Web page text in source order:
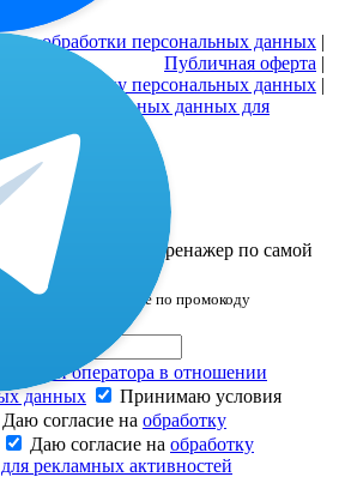
обработки персональных данных |
Публичная оферта |
на обработку персональных данных |
персональных данных для
24 часа! ⌛️
и забронировать тренажер по самой
₽
скидки, в том числе по промокоду
оператора в отношении
данных
Принимаю условия
Даю согласие на обработку
Даю согласие на обработку
рекламных активностей